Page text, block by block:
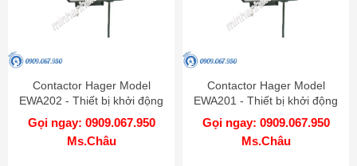
Contactor Hager Model
EWA202 - Thiết bị khởi động
từ
Gọi ngay: 0909.067.950
Ms.Châu
Contactor Hager Model
EWA201 - Thiết bị khởi động
từ
Gọi ngay: 0909.067.950
Ms.Châu